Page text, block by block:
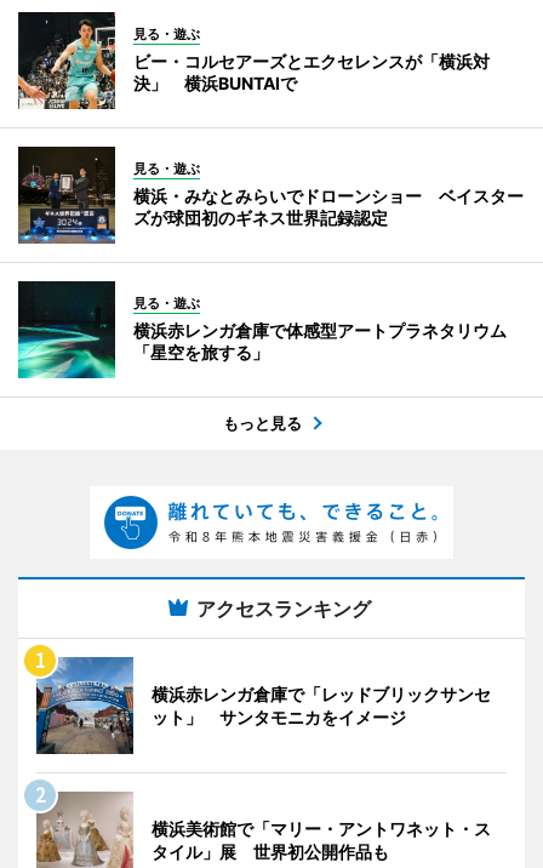
見る・遊ぶ
ビー・コルセアーズとエクセレンスが「横浜対
決」 横浜BUNTAIで
見る・遊ぶ
横浜・みなとみらいでドローンショー ベイスター
ズが球団初のギネス世界記録認定
見る・遊ぶ
横浜赤レンガ倉庫で体感型アートプラネタリウム
「星空を旅する」
もっと見る
アクセスランキング
横浜赤レンガ倉庫で「レッドブリックサンセ
ット」 サンタモニカをイメージ
横浜美術館で「マリー・アントワネット・ス
タイル」展 世界初公開作品も